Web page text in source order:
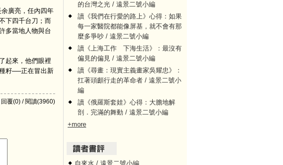
廣亮，任內四年
下四千台刀；而
多當地人物與台
起來，他們眼裡
籽──正在冒出新
覆(0) / 閱讀(3960)
的台灣之光 / 遠景二號小編
讀《我們在行愛的路上》心得：如果
每一家醫院都能像屏基，就不會有那
麼多爭吵 / 遠景二號小編
讀《上海工作 下海生活》：最沒有
偏見的偏見 / 遠景二號小編
讀《尋畫：現實主義畫家吳耀忠》：
扛著頭顱行走的革命者 / 遠景二號小
編
讀《俄羅斯套娃》心得：大膽地解
剖．完滿的舞動 / 遠景二號小編
+more
自來水 / 遠景二號小編